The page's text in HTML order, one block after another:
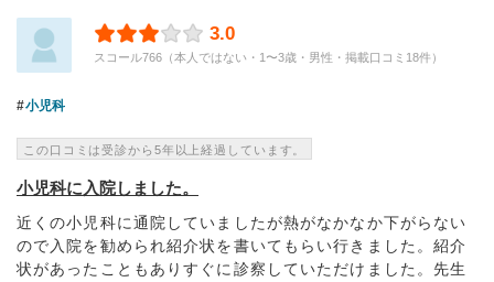
3.0
スコール766（本人ではない・1〜3歳・男性・掲載口コミ18件）
小児科
この口コミは受診から5年以上経過しています。
小児科に入院しました。
近くの小児科に通院していましたが熱がなかなか下がらない
ので入院を勧められ紹介状を書いてもらい行きました。紹介
状があったこともありすぐに診察していただけました。先生